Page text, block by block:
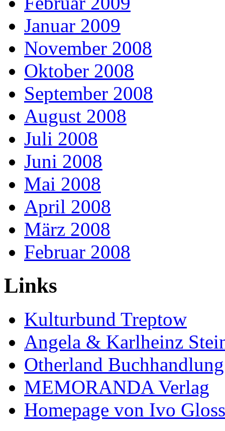
Januar 2009
November 2008
Oktober 2008
September 2008
August 2008
Juli 2008
Juni 2008
Mai 2008
April 2008
März 2008
Februar 2008
Links
Kulturbund Treptow
Angela & Karlheinz
Otherland
MEMORANDA Verlag
Homepage von Ivo Gloss